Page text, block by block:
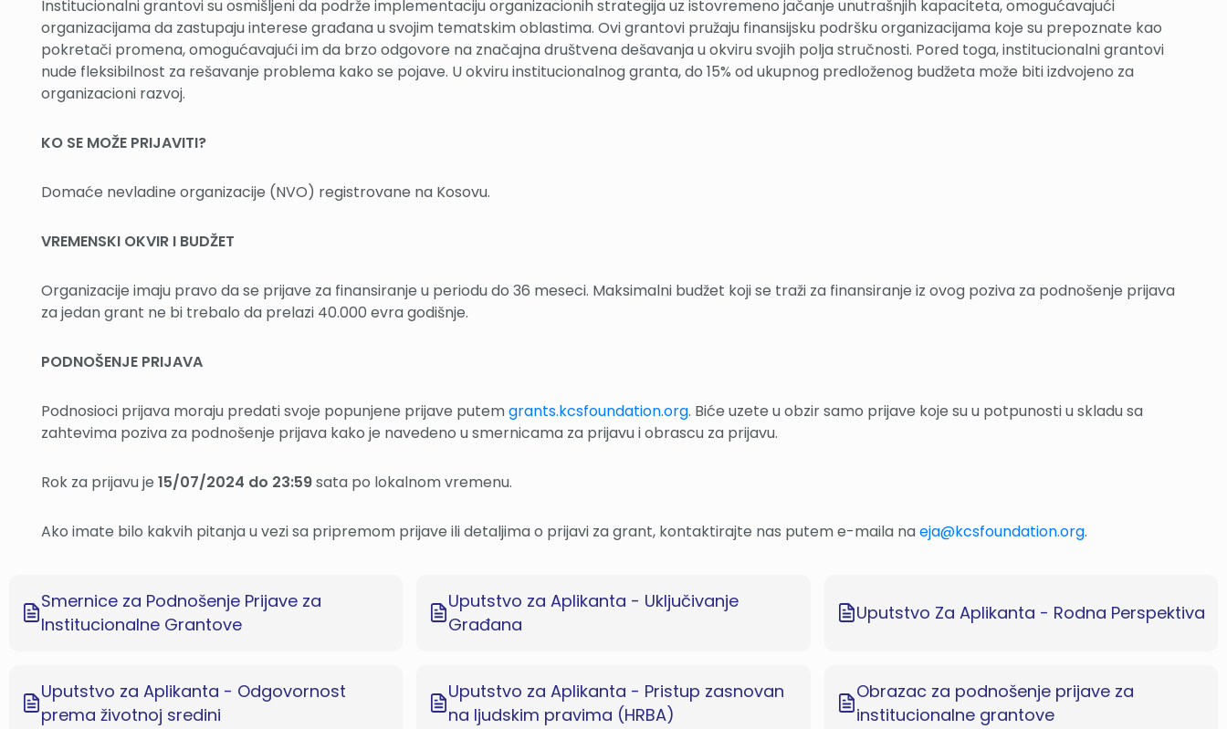
Institucionalni grantovi su osmišljeni da podrže implementaciju organizacionih strategija uz istovremeno jačanje unutrašnjih kapaciteta, omogućavajući
organizacijama da zastupaju interese građana u svojim tematskim oblastima. Ovi grantovi pružaju finansijsku podršku organizacijama koje su prepoznate kao
pokretači promena, omogućavajući im da brzo odgovore na značajna društvena dešavanja u okviru svojih polja stručnosti. Pored toga, institucionalni grantovi
nude fleksibilnost za rešavanje problema kako se pojave. U okviru institucionalnog granta, do 15% od ukupnog predloženog budžeta može biti izdvojeno za
organizacioni razvoj.
KO SE MOŽE PRIJAVITI?
Domaće nevladine organizacije (NVO) registrovane na Kosovu.
VREMENSKI OKVIR I BUDŽET
Organizacije imaju pravo da se prijave za finansiranje u periodu do 36 meseci. Maksimalni budžet koji se traži za finansiranje iz ovog poziva za podnošenje prijava
za jedan grant ne bi trebalo da prelazi 40.000 evra godišnje.
PODNOŠENJE PRIJAVA
Podnosioci prijava moraju predati svoje popunjene prijave putemgrants.kcsfoundation.org. Biće uzete u obzir samo prijave koje su u potpunosti u skladu sa
zahtevima poziva za podnošenje prijava kako je navedeno u smernicama za prijavu i obrascu za prijavu.
Rok za prijavu je 15/07/2024 do 23:59sata po lokalnom vremenu.
Ako imate bilo kakvih pitanja u vezi sa pripremom prijave ili detaljima o prijavi za grant, kontaktirajte nas putem e-maila naeja@kcsfoundation.org.
Smernice za Podnošenje Prijave za
Institucionalne Grantove
Uputstvo za Aplikanta - Uključivanje
Građana
Uputstvo Za Aplikanta - Rodna Perspektiva
Uputstvo za Aplikanta - Odgovornost
prema životnoj sredini
Uputstvo za Aplikanta - Pristup zasnovan
na ljudskim pravima (HRBA)
Obrazac za podnošenje prijave za
institucionalne grantove